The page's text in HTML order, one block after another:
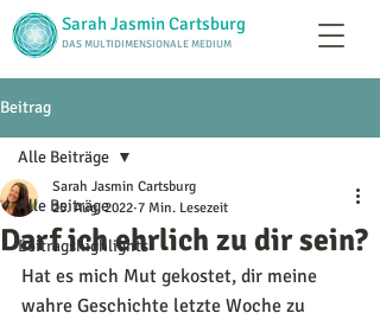
Sarah Jasmin Cartsburg
DAS MULTIDIMENSIONALE MEDIUM
Beitrag
Alle Beiträge
Beitragshighlights
Alle Beiträge
Darf ich ehrlich zu dir sein?
Sarah Jasmin Cartsburg
25. Aug. 2022 7 Min. Lesezeit
Hat es mich Mut gekostet, dir meine
wahre Geschichte letzte Woche zu